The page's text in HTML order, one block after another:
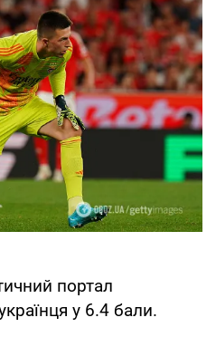
портал
у 6.4 бали.